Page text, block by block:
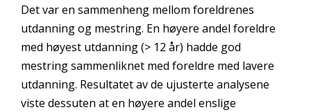
Det var en sammenheng mellom foreldrenes
utdanning og mestring. En høyere andel foreldre
med høyest utdanning (> 12 år) hadde god
mestring sammenliknet med foreldre med lavere
utdanning. Resultatet av de ujusterte analysene
viste dessuten at en høyere andel enslige